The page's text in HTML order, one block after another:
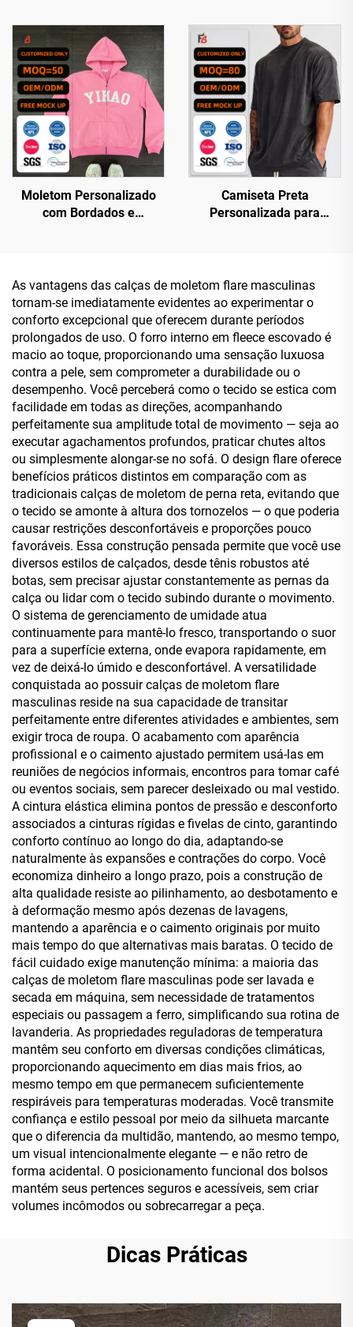
Homens, 500 GSM,
Pesado e Espesso,
Cortado na Cintura,
Oversized, Essencial,
Moletom Personalizado
Academia, Respirável e de
Secagem Rápida, com
Efeito Ácido, Sob Medida,
para Homens
Moletom Personalizado
com Bordados e
Camiseta Preta
Personalizada para
Boxy e Oversized, para
Homens
As vantagens das calças de moletom flare masculinas
tornam-se imediatamente evidentes ao experimentar o
conforto excepcional que oferecem durante períodos
prolongados de uso. O forro interno em fleece escovado é
macio ao toque, proporcionando uma sensação luxuosa
contra a pele, sem comprometer a durabilidade ou o
desempenho. Você perceberá como o tecido se estica com
facilidade em todas as direções, acompanhando
perfeitamente sua amplitude total de movimento — seja ao
executar agachamentos profundos, praticar chutes altos
ou simplesmente alongar-se no sofá. O design flare oferece
benefícios práticos distintos em comparação com as
tradicionais calças de moletom de perna reta, evitando que
o tecido se amonte à altura dos tornozelos — o que poderia
causar restrições desconfortáveis e proporções pouco
favoráveis. Essa construção pensada permite que você use
diversos estilos de calçados, desde tênis robustos até
botas, sem precisar ajustar constantemente as pernas da
calça ou lidar com o tecido subindo durante o movimento.
O sistema de gerenciamento de umidade atua
continuamente para mantê-lo fresco, transportando o suor
para a superfície externa, onde evapora rapidamente, em
vez de deixá-lo úmido e desconfortável. A versatilidade
conquistada ao possuir calças de moletom flare
masculinas reside na sua capacidade de transitar
perfeitamente entre diferentes atividades e ambientes, sem
exigir troca de roupa. O acabamento com aparência
profissional e o caimento ajustado permitem usá-las em
reuniões de negócios informais, encontros para tomar café
ou eventos sociais, sem parecer desleixado ou mal vestido.
A cintura elástica elimina pontos de pressão e desconforto
associados a cinturas rígidas e fivelas de cinto, garantindo
conforto contínuo ao longo do dia, adaptando-se
naturalmente às expansões e contrações do corpo. Você
economiza dinheiro a longo prazo, pois a construção de
alta qualidade resiste ao pilinhamento, ao desbotamento e
à deformação mesmo após dezenas de lavagens,
mantendo a aparência e o caimento originais por muito
mais tempo do que alternativas mais baratas. O tecido de
fácil cuidado exige manutenção mínima: a maioria das
calças de moletom flare masculinas pode ser lavada e
secada em máquina, sem necessidade de tratamentos
especiais ou passagem a ferro, simplificando sua rotina de
lavanderia. As propriedades reguladoras de temperatura
mantêm seu conforto em diversas condições climáticas,
proporcionando aquecimento em dias mais frios, ao
mesmo tempo em que permanecem suficientemente
respiráveis para temperaturas moderadas. Você transmite
confiança e estilo pessoal por meio da silhueta marcante
que o diferencia da multidão, mantendo, ao mesmo tempo,
um visual intencionalmente elegante — e não retro de
forma acidental. O posicionamento funcional dos bolsos
mantém seus pertences seguros e acessíveis, sem criar
volumes incômodos ou sobrecarregar a peça.
Dicas Práticas